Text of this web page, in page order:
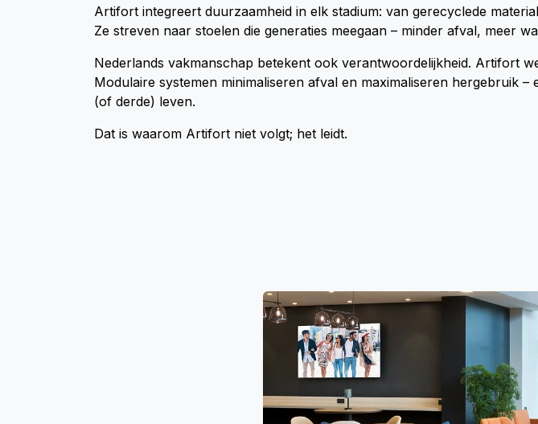
Artifort integreert duurzaamheid in elk stadium: van gerecyclede
Ze streven naar stoelen die generaties meegaan – minder afval, meer
Nederlands vakmanschap betekent ook verantwoordelijkheid. Artifort
Modulaire systemen minimaliseren afval en maximaliseren hergebruik
(of derde) leven.
Dat is waarom Artifort niet volgt; het leidt.